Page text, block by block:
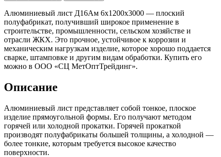
Алюминиевый лист Д16Ам 6х1200х3000 — плоский
полуфабрикат, получивший широкое применение в
строительстве, промышленности, сельском хозяйстве и
отрасли ЖКХ. Это прочное, устойчивое к коррозии и
механическим нагрузкам изделие, которое хорошо поддается
сварке, штамповке и другим видам обработки. Купить его
можно в ООО «СЦ МетОптТрейдинг».
Описание
Алюминиевый лист представляет собой тонкое, плоское
изделие прямоугольной формы. Его получают методом
горячей или холодной прокатки. Горячей прокаткой
производят полуфабрикаты большей толщины, а холодной —
более тонкие, которым требуется высокое качество
поверхности.